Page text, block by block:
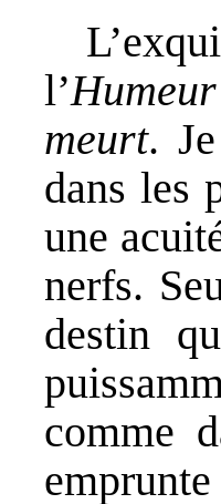
l’
meurt.
dans les
une
nerfs.
destin
comme